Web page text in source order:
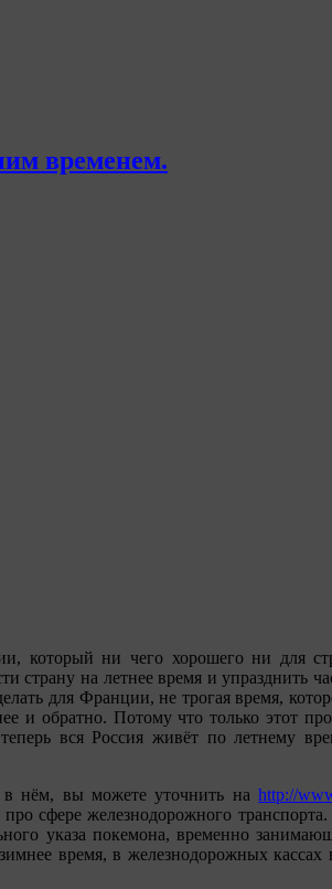
временем.
который ни чего хорошего ни для
страну на летнее время и
для Франции, не трогая время,
и обратно. Потому что только этот
вся Россия живёт по летнему
в нём, вы можете уточнить наhttp://
сфере железнодорожного
указа покемона, временно
время, в железнодорожных